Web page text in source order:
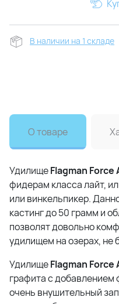
В наличии на 1 складе
О товаре
УдилищеFlagman
фидерам класса лайт,
или винкельпикер.
кастинг до 50 грамм и
позволят довольно
удилищем на озерах, не
УдилищеFlagman
графита с добавлением
очень внушительный